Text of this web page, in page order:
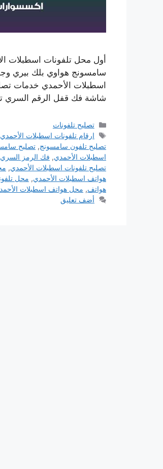
أول محل تلفونات اسطبلات
سامسونج هواوي بلك بيري
اسطبلات الأحمدي خدمات
شاشة فك قفل الرقم السري
التصنيفات
تصليح تلفونات
الوسوم
ارقام تلفونات اسطبلات الأحمدي
تصليح تلفون سامسونج, تصليح
اسطبلات الأحمدي, فك الرمز السري
تصليح تلفونات اسطبلات الأحمدي,
هواتف اسطبلات الأحمدي, محل
هواتف, محل هواتف اسطبلات
أضف تعليق